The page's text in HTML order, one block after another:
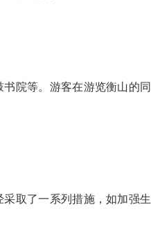
院等。游客在游览衡山的同
取了一系列措施，如加强生